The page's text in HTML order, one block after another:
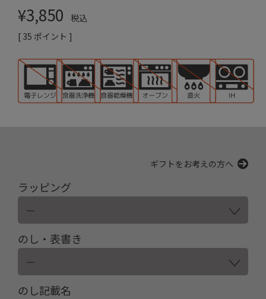
¥3,850
税込
[ 35 ポイント ]
ギフトをお考えの方へ
ラッピング
のし・表書き
のし記載名